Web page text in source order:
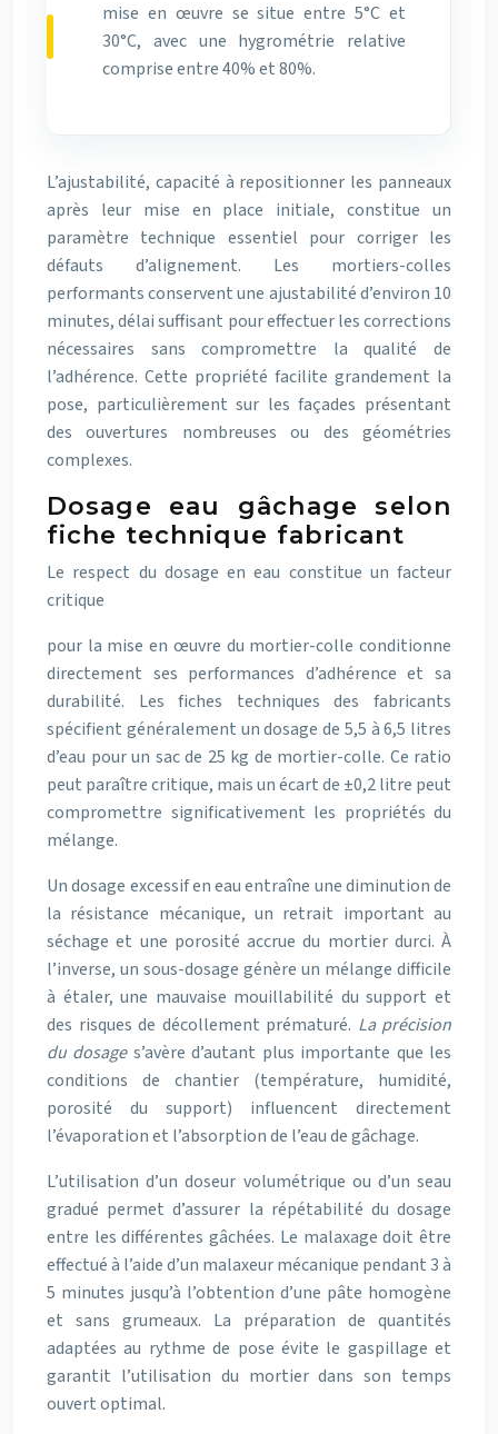
mise en œuvre se situe entre 5°C et
30°C, avec une hygrométrie relative
comprise entre 40% et 80%.
L’ajustabilité, capacité à repositionner les panneaux
après leur mise en place initiale, constitue un
paramètre technique essentiel pour corriger les
défauts d’alignement. Les mortiers-colles
performants conservent une ajustabilité d’environ 10
minutes, délai suffisant pour effectuer les corrections
nécessaires sans compromettre la qualité de
l’adhérence. Cette propriété facilite grandement la
pose, particulièrement sur les façades présentant
des ouvertures nombreuses ou des géométries
complexes.
Dosage eau gâchage selon
fiche technique fabricant
Le respect du dosage en eau constitue un facteur
critique
pour la mise en œuvre du mortier-colle conditionne
directement ses performances d’adhérence et sa
durabilité. Les fiches techniques des fabricants
spécifient généralement un dosage de 5,5 à 6,5 litres
d’eau pour un sac de 25 kg de mortier-colle. Ce ratio
peut paraître critique, mais un écart de ±0,2 litre peut
compromettre significativement les propriétés du
mélange.
Un dosage excessif en eau entraîne une diminution de
la résistance mécanique, un retrait important au
séchage et une porosité accrue du mortier durci. À
l’inverse, un sous-dosage génère un mélange difficile
à étaler, une mauvaise mouillabilité du support et
des risques de décollement prématuré. La précision
du dosages’avère d’autant plus importante que les
conditions de chantier (température, humidité,
porosité du support) influencent directement
l’évaporation et l’absorption de l’eau de gâchage.
L’utilisation d’un doseur volumétrique ou d’un seau
gradué permet d’assurer la répétabilité du dosage
entre les différentes gâchées. Le malaxage doit être
effectué à l’aide d’un malaxeur mécanique pendant 3 à
5 minutes jusqu’à l’obtention d’une pâte homogène
et sans grumeaux. La préparation de quantités
adaptées au rythme de pose évite le gaspillage et
garantit l’utilisation du mortier dans son temps
ouvert optimal.